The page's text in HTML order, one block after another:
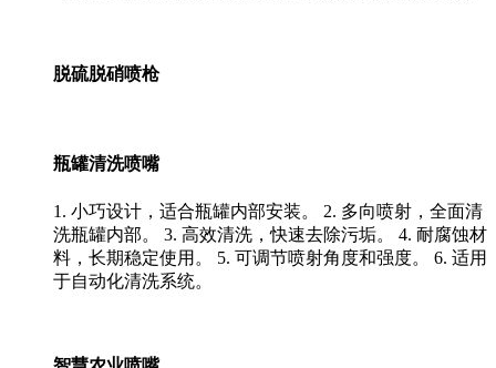
脱硫脱硝喷枪
瓶罐清洗喷嘴
1. 小巧设计，适合瓶罐内部安装。 2. 多向喷射，全面清
洗瓶罐内部。 3. 高效清洗，快速去除污垢。 4. 耐腐蚀材
料，长期稳定使用。 5. 可调节喷射角度和强度。 6. 适用
于自动化清洗系统。